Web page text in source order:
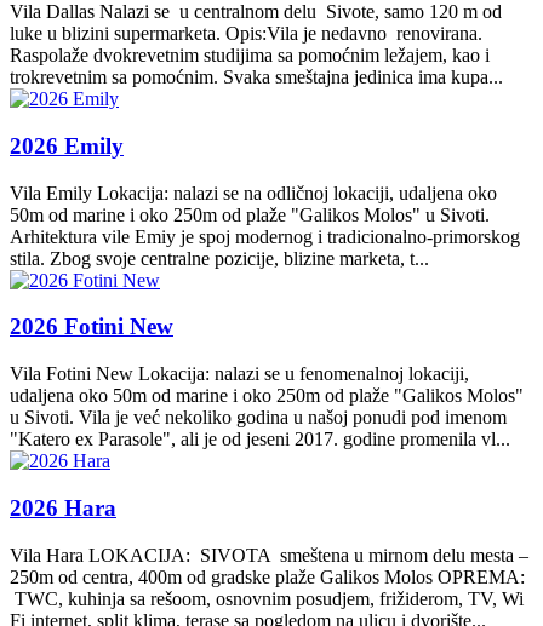
Vila Dallas Nalazi se u centralnom delu Sivote, samo 120 m od
luke u blizini supermarketa. Opis:Vila je nedavno renovirana.
Raspolaže dvokrevetnim studijima sa pomoćnim ležajem, kao i
trokrevetnim sa pomoćnim. Svaka smeštajna jedinica ima kupa...
2026 Emily
Vila Emily Lokacija: nalazi se na odličnoj lokaciji, udaljena oko
50m od marine i oko 250m od plaže "Galikos Molos" u Sivoti.
Arhitektura vile Emiy je spoj modernog i tradicionalno-primorskog
stila. Zbog svoje centralne pozicije, blizine marketa, t...
2026 Fotini New
Vila Fotini New Lokacija: nalazi se u fenomenalnoj lokaciji,
udaljena oko 50m od marine i oko 250m od plaže "Galikos Molos"
u Sivoti. Vila je već nekoliko godina u našoj ponudi pod imenom
"Katero ex Parasole", ali je od jeseni 2017. godine promenila vl...
2026 Hara
Vila Hara LOKACIJA: SIVOTA smeštena u mirnom delu mesta –
250m od centra, 400m od gradske plaže Galikos Molos OPREMA:
TWC, kuhinja sa rešoom, osnovnim posudjem, frižiderom, TV, Wi
Fi internet, split klima, terase sa pogledom na ulicu i dvorište...